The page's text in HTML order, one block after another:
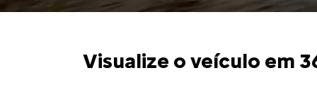
Visualize o veículo em